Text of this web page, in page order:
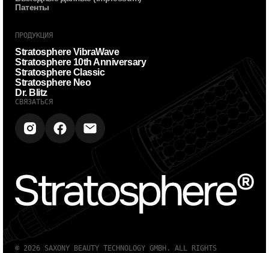
Патенты
ПРОДУКЦИЯ
Stratosphere VibraWave
Stratosphere 10th Anniversary
Stratosphere Classic
Stratosphere Neo
Dr. Blitz
СВЯЗАТЬСЯ
© 2026 SAXONY BEAUTY TECHNOLOGY GMBH. ALL RIGHTS